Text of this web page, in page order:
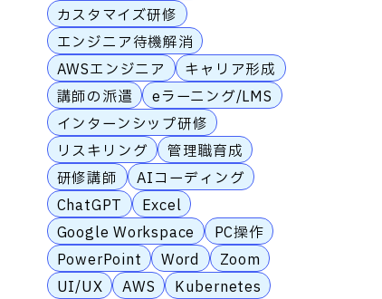
カスタマイズ研修
エンジニア待機解消
AWSエンジニア
キャリア形成
講師の派遣
eラーニング/LMS
インターンシップ研修
リスキリング
管理職育成
研修講師
AIコーディング
ChatGPT
Excel
Google Workspace
PC操作
PowerPoint
Word
Zoom
UI/UX
AWS
Kubernetes